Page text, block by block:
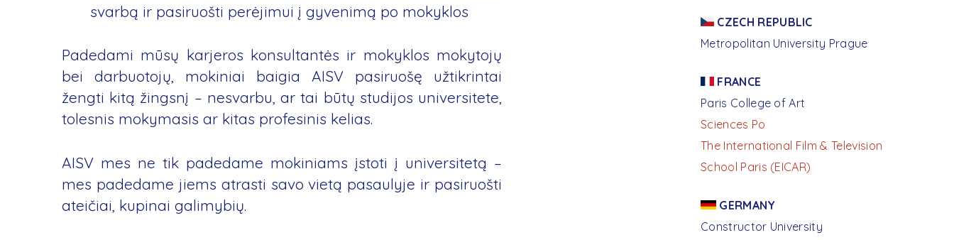
svarbą ir pasiruošti perėjimui į gyvenimą po mokyklos
Padedami mūsų karjeros konsultantės ir mokyklos mokytojų
bei darbuotojų, mokiniai baigia AISV pasiruošę užtikrintai
žengti kitą žingsnį – nesvarbu, ar tai būtų studijos universitete,
tolesnis mokymasis ar kitas profesinis kelias.
AISV mes ne tik padedame mokiniams įstoti į universitetą –
mes padedame jiems atrasti savo vietą pasaulyje ir pasiruošti
ateičiai, kupinai galimybių.
CZECH REPUBLIC
Metropolitan University Prague
FRANCE
Paris College of Art
Sciences Po
The International Film & Television
School Paris (EICAR)
GERMANY
Constructor University